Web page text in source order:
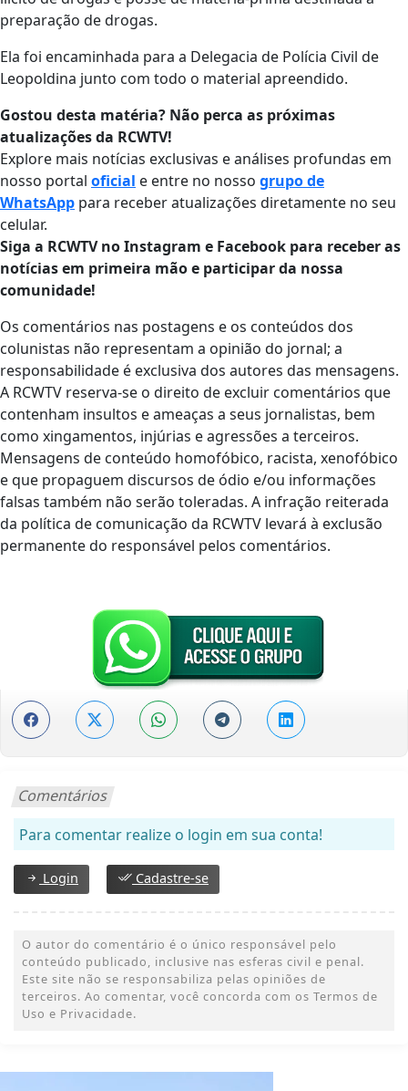
preparação de drogas.
Ela foi encaminhada para a Delegacia de Polícia Civil de
Leopoldina junto com todo o material apreendido.
Gostou desta matéria? Não perca as próximas
atualizações da RCWTV!
Explore mais notícias exclusivas e análises profundas em
nosso portal oficial e entre no nosso grupo de
WhatsApp para receber atualizações diretamente no seu
celular.
Siga a RCWTV no Instagram e Facebook para receber as
notícias em primeira mão e participar da nossa
comunidade!
Os comentários nas postagens e os conteúdos dos
colunistas não representam a opinião do jornal; a
responsabilidade é exclusiva dos autores das mensagens.
A RCWTV reserva-se o direito de excluir comentários que
contenham insultos e ameaças a seus jornalistas, bem
como xingamentos, injúrias e agressões a terceiros.
Mensagens de conteúdo homofóbico, racista, xenofóbico
e que propaguem discursos de ódio e/ou informações
falsas também não serão toleradas. A infração reiterada
da política de comunicação da RCWTV levará à exclusão
permanente do responsável pelos comentários.
Comentários
Para comentar realize o login em sua conta!
Login Cadastre-se
O autor do comentário é o único responsável pelo
conteúdo publicado, inclusive nas esferas civil e penal.
Este site não se responsabiliza pelas opiniões de
terceiros. Ao comentar, você concorda com os Termos de
Uso e Privacidade.